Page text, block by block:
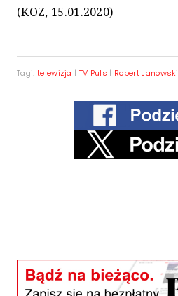
(KOZ, 15.01.2020)
Tagi: telewizja | TV Puls | Robert Janowski